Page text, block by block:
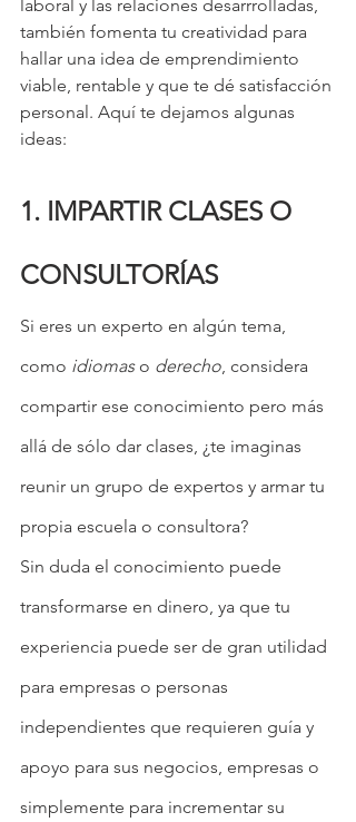
laboral y las relaciones desarrrolladas,
también fomenta tu creatividad para
hallar una idea de emprendimiento
viable, rentable y que te dé satisfacción
personal. Aquí te dejamos algunas
ideas:
1. IMPARTIR CLASES O
CONSULTORÍAS
Si eres un experto en algún tema,
como idiomas o derecho, considera
compartir ese conocimiento pero más
allá de sólo dar clases, ¿te imaginas
reunir un grupo de expertos y armar tu
propia escuela o consultora?
Sin duda el conocimiento puede
transformarse en dinero, ya que tu
experiencia puede ser de gran utilidad
para empresas o personas
independientes que requieren guía y
apoyo para sus negocios, empresas o
simplemente para incrementar su